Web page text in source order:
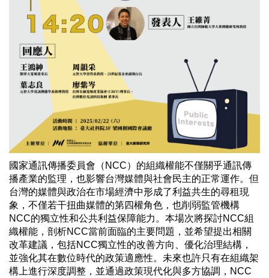
國家通訊傳播委員會（NCC）的組織權能不僅關乎通訊傳
播產業的監理，也影響台灣媒體與社會民主的正常運作。但
台灣的媒體與政治在市場經濟中形成了利益共生的尋租現
象，不僅若干扭曲媒體的第四權角色，也削弱監管機構
NCC的獨立性和公共利益保障能力。本場次將探討NCC組
織權能，剖析NCC當前面臨的主要問題，並希望提出相關
改革建議，包括NCC獨立性的改善方向、優化治理結構，
並強化其在數位時代的政策適應性。未來也許只有在組織架
構上進行深度調整，並通過政策現代化與多方協調，NCC